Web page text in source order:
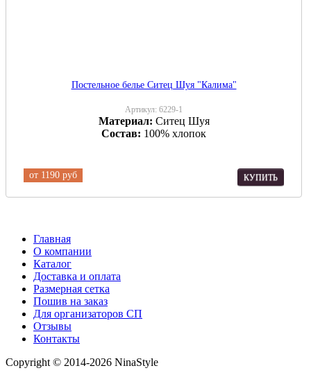
Постельное белье Ситец Шуя "Калима"
Артикул: 6229-1
Материал: Ситец Шуя
Состав: 100% хлопок
от 1190 руб КУПИТЬ
Главная
О компании
Каталог
Доставка и оплата
Размерная сетка
Пошив на заказ
Для организаторов СП
Отзывы
Контакты
Copyright © 2014-2026 NinaStyle